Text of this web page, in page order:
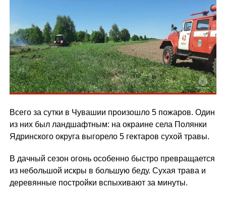
Всего за сутки в Чувашии произошло 5 пожаров. Один
из них был ландшафтным: на окраине села Полянки
Ядринского округа выгорело 5 гектаров сухой травы.
В дачный сезон огонь особенно быстро превращается
из небольшой искры в большую беду. Сухая трава и
деревянные постройки вспыхивают за минуты.